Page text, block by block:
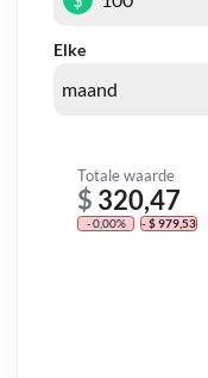
Elke
Totale waarde
$ 320,47
- 0,00% - $ 979,53